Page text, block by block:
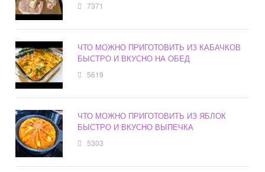
7371
ЧТО МОЖНО ПРИГОТОВИТЬ ИЗ КАБАЧКОВ
БЫСТРО И ВКУСНО НА ОБЕД
5619
ЧТО МОЖНО ПРИГОТОВИТЬ ИЗ ЯБЛОК
БЫСТРО И ВКУСНО ВЫПЕЧКА
5303